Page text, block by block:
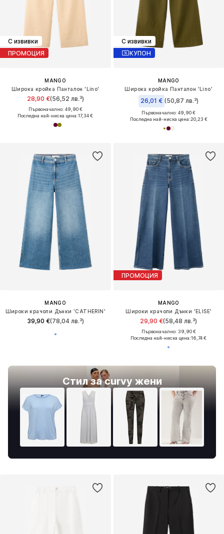
С извивки
ПРОМОЦИЯ
MANGO
Широка кройка Панталон 'Lino'
28,90 €(56,52 лв.³)
Първоначално: 49,90 €
Последна най-ниска цена:17,34 €
С извивки
КУПОН
MANGO
Широка кройка Панталон 'Lino'
26,01 € (50,87 лв.³)
Първоначално: 49,90 €
Последна най-ниска цена:20,23 €
MANGO
Широки крачоли Дънки 'CATHERIN'
39,90 €(78,04 лв.³)
Стил за curvy жени
ПРОМОЦИЯ
MANGO
Широки крачоли Дънки 'ELISE'
29,90 €(58,48 лв.³)
Първоначално: 39,90 €
Последна най-ниска цена:16,74 €